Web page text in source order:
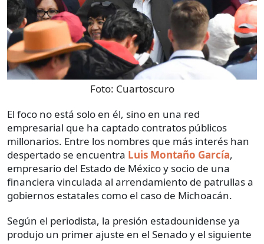
Foto: Cuartoscuro
El foco no está solo en él, sino en una red
empresarial que ha captado contratos públicos
millonarios. Entre los nombres que más interés han
despertado se encuentra Luis Montaño García,
empresario del Estado de México y socio de una
financiera vinculada al arrendamiento de patrullas a
gobiernos estatales como el caso de Michoacán.
Según el periodista, la presión estadounidense ya
produjo un primer ajuste en el Senado y el siguiente